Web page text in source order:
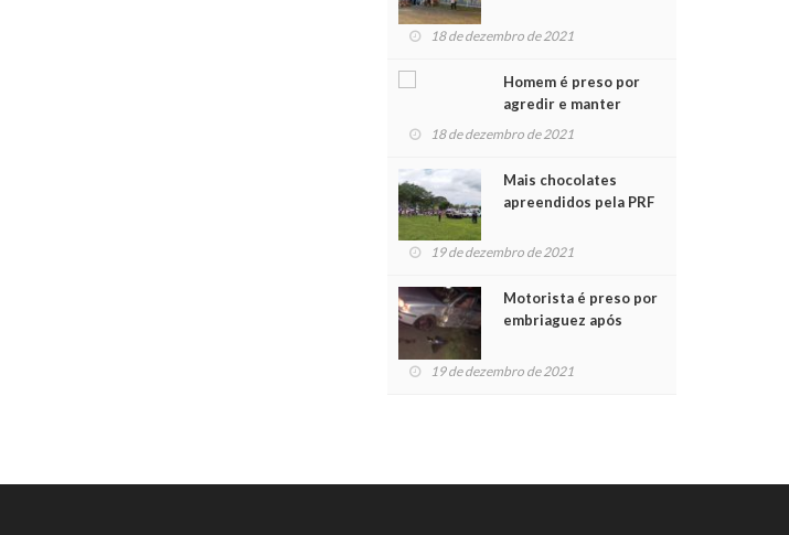
para crianças na
18 de dezembro de 2021
Homem é preso por
agredir e manter
mulher em cárcere
18 de dezembro de 2021
Mais chocolates
apreendidos pela PRF
crianças no Natal
19 de dezembro de 2021
Motorista é preso por
embriaguez após
feridos
19 de dezembro de 2021